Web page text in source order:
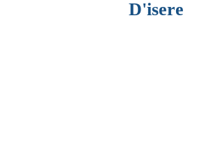
D'isere